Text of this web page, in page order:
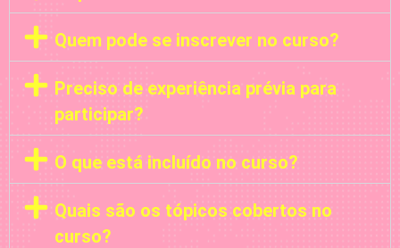
Quem pode se inscrever no curso?
Preciso de experiência prévia para
participar?
O que está incluído no curso?
Quais são os tópicos cobertos no
curso?